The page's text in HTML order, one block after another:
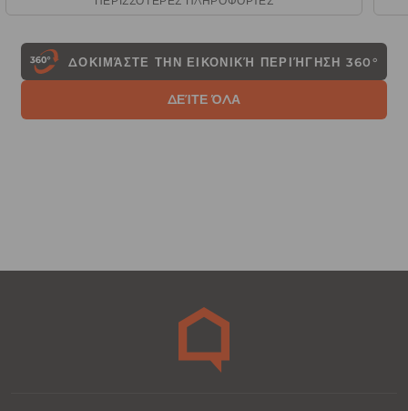
ΔΟΚΙΜΆΣΤΕ ΤΗΝ ΕΙΚΟΝΙΚΉ ΠΕΡΙΉΓΗΣΗ 360°
ΔΕΊΤΕ ΌΛΑ